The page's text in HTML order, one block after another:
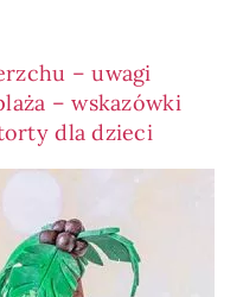
– uwagi
– wskazówki
dla dzieci